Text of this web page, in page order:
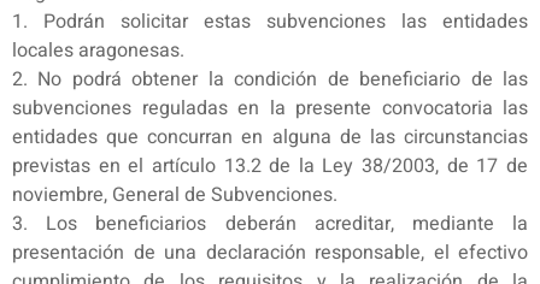
1. Podrán solicitar estas subvenciones las entidades
locales aragonesas.
2. No podrá obtener la condición de beneficiario de las
subvenciones reguladas en la presente convocatoria las
entidades que concurran en alguna de las circunstancias
previstas en el artículo 13.2 de la Ley 38/2003, de 17 de
noviembre, General de Subvenciones.
3. Los beneficiarios deberán acreditar, mediante la
presentación de una declaración responsable, el efectivo